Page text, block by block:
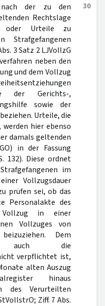
30
der zu den
Rechtslage
oder Urteile zu
Strafgefangenen
3 Satz 2 LJVollzG
neben den
und dem Vollzug
der Gerichts-,
sowie der
Urteile, die
hier ebenso
damals geltenden
in der Fassung
132). Diese ordnet
im
Vollzugsdauer
prüfen sei, ob das
Personalakte des
Vollzug in einer
Vollzuges von
Dem
auch die
verpflichtet ist,
alten Auszug
hinaus
des Verurteilten
Ziff. 7 Abs.